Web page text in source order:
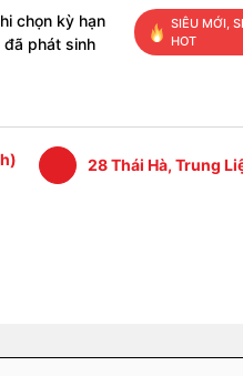
chọn kỳ hạn
đã phát sinh
SIÊU MỚI,
HOT
28 Thái Hà, Trung